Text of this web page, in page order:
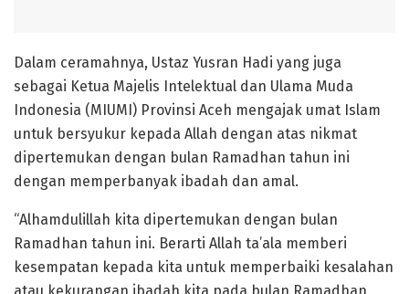
Dalam ceramahnya, Ustaz Yusran Hadi yang juga
sebagai Ketua Majelis Intelektual dan Ulama Muda
Indonesia (MIUMI) Provinsi Aceh mengajak umat Islam
untuk bersyukur kepada Allah dengan atas nikmat
dipertemukan dengan bulan Ramadhan tahun ini
dengan memperbanyak ibadah dan amal.
“Alhamdulillah kita dipertemukan dengan bulan
Ramadhan tahun ini. Berarti Allah ta’ala memberi
kesempatan kepada kita untuk memperbaiki kesalahan